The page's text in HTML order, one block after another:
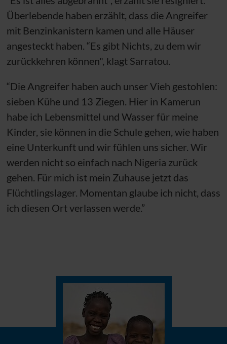
Überlebende haben erzählt, dass die Angreifer
mit Benzinkanistern kamen und alle Häuser
angesteckt haben. “Es gibt Nichts, zu dem wir
zurückkehren können", klagt Sarratou.
“Die Angreifer haben auch unser Vieh gestohlen:
sieben Kühe und 13 Ziegen. Hier in Kamerun
habe ich Lebensmittel und Wasser für meine
Kinder, sie können in die Schule gehen, wie haben
eine Unterkunft und wir fühlen uns sicher. Wir
werden nicht so einfach nach Nigeria zurück
gehen. Für mich ist mein Zuhause jetzt das
Flüchtlingslager. Momentan glaube ich nicht, dass
ich diesen Ort verlassen werde.”